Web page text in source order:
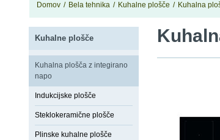
Domov / Bela tehnika / Kuhalne plošče / Kuhalna
Kuhalne plošče
Kuhalna plošča z integirano
napo
Indukcijske plošče
Steklokeramične plošče
Plinske kuhalne plošče